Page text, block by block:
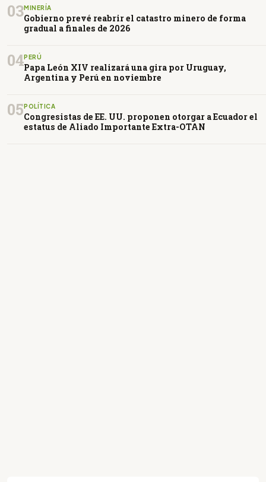
03MINERÍA
Gobierno prevé reabrir el catastro minero de forma
gradual a finales de 2026
04PERÚ
Papa León XIV realizará una gira por Uruguay,
Argentina y Perú en noviembre
05 POLÍTICA
Congresistas de EE. UU. proponen otorgar a Ecuador el
estatus de Aliado Importante Extra-OTAN